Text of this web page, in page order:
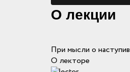
О лекции
При мысли о
О лекторе